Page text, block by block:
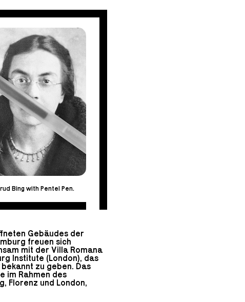
Bing with Pentel Pen.
Gebäudes der
freuen sich
mit der Villa Romana
Institute (London), das
bekannt zu geben. Das
im Rahmen des
Florenz und London,